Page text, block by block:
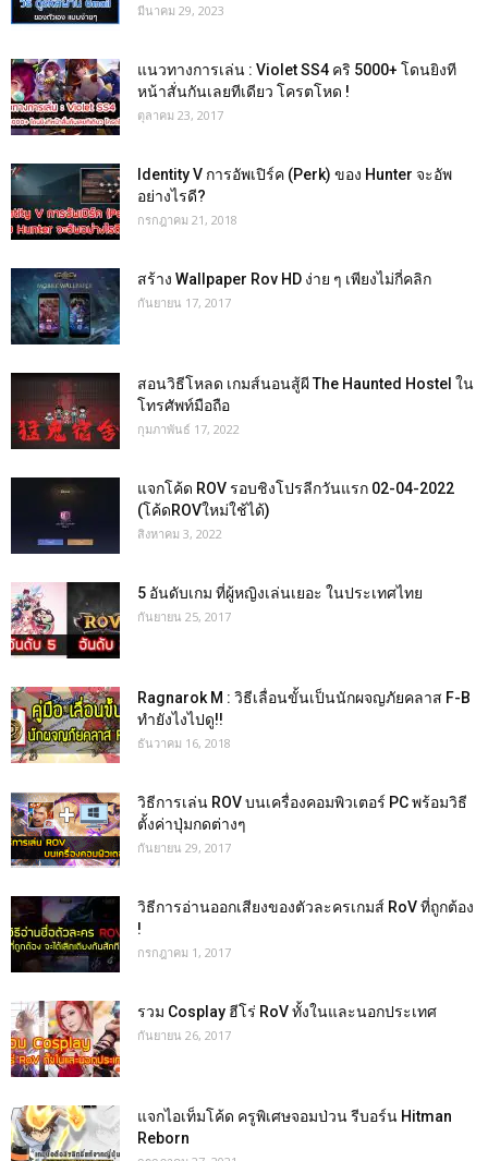
มีนาคม 29, 2023
แนวทางการเล่น : Violet SS4 คริ 5000+ โดนยิงที
หน้าสั่นกันเลยทีเดียว โครตโหด !
ตุลาคม 23, 2017
Identity V การอัพเปิร์ค (Perk) ของ Hunter จะอัพ
อย่างไรดี?
กรกฎาคม 21, 2018
สร้าง Wallpaper Rov HD ง่าย ๆ เพียงไม่กี่คลิก
กันยายน 17, 2017
สอนวิธีโหลด เกมส์นอนสู้ผี The Haunted Hostel ใน
โทรศัพท์มือถือ
กุมภาพันธ์ 17, 2022
แจกโค้ด ROV รอบชิงโปรลีกวันแรก 02-04-2022
(โค้ดROVใหม่ใช้ได้)
สิงหาคม 3, 2022
5 อันดับเกม ที่ผู้หญิงเล่นเยอะ ในประเทศไทย
กันยายน 25, 2017
Ragnarok M : วิธีเลื่อนขั้นเป็นนักผจญภัยคลาส F-B
ทำยังไงไปดู!!
ธันวาคม 16, 2018
วิธีการเล่น ROV บนเครื่องคอมพิวเตอร์ PC พร้อมวิธี
ตั้งค่าปุ่มกดต่างๆ
กันยายน 29, 2017
วิธีการอ่านออกเสียงของตัวละครเกมส์ RoV ที่ถูกต้อง
!
กรกฎาคม 1, 2017
รวม Cosplay ฮีโร่ RoV ทั้งในและนอกประเทศ
กันยายน 26, 2017
แจกไอเท็มโค้ด ครูพิเศษจอมป่วน รีบอร์น Hitman
Reborn